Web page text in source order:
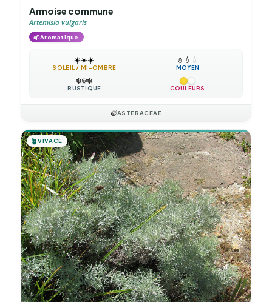
Armoise commune
Artemisia vulgaris
🌱Aromatique
☀️☀️☀️
SOLEIL / MI-OMBRE
💧 💧 💧
MOYEN
❄️❄️❄️
RUSTIQUE COULEURS
🍃ASTERACEAE
🪴VIVACE